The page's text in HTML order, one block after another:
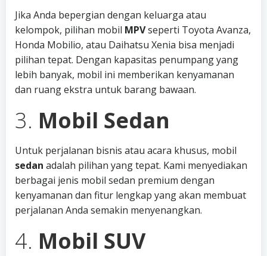
Jika Anda bepergian dengan keluarga atau
kelompok, pilihan mobil MPVseperti Toyota Avanza,
Honda Mobilio, atau Daihatsu Xenia bisa menjadi
pilihan tepat. Dengan kapasitas penumpang yang
lebih banyak, mobil ini memberikan kenyamanan
dan ruang ekstra untuk barang bawaan.
3. Mobil Sedan
Untuk perjalanan bisnis atau acara khusus, mobil
sedan adalah pilihan yang tepat. Kami menyediakan
berbagai jenis mobil sedan premium dengan
kenyamanan dan fitur lengkap yang akan membuat
perjalanan Anda semakin menyenangkan.
4. Mobil SUV